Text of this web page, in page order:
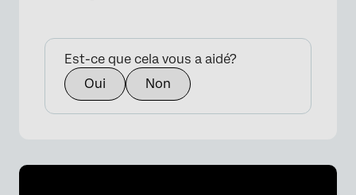
Est-ce que cela vous a aidé?
Oui
Non